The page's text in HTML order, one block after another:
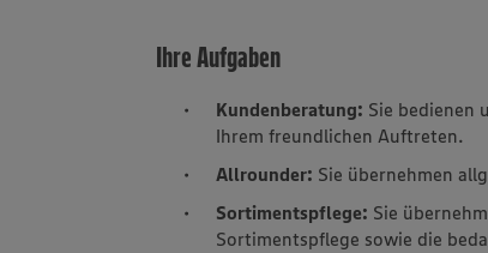
Ihre Aufgaben
Kundenberatung: Sie bedienen
Ihrem freundlichen Auftreten.
Allrounder: Sie übernehmen
Sortimentspflege: Sie
Sortimentspflege sowie die